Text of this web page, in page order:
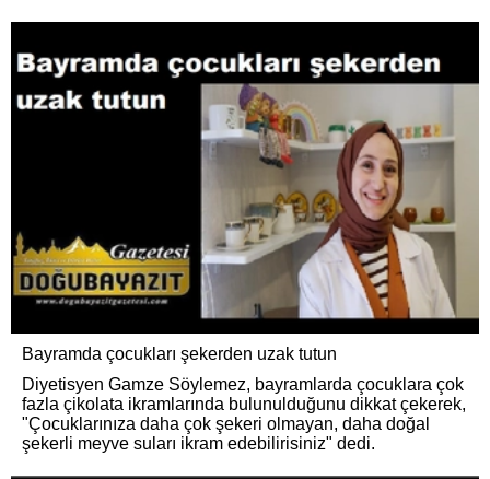
Bayramda çocukları şekerden uzak tutun
Diyetisyen Gamze Söylemez, bayramlarda çocuklara çok
fazla çikolata ikramlarında bulunulduğunu dikkat çekerek,
"Çocuklarınıza daha çok şekeri olmayan, daha doğal
şekerli meyve suları ikram edebilirisiniz" dedi.